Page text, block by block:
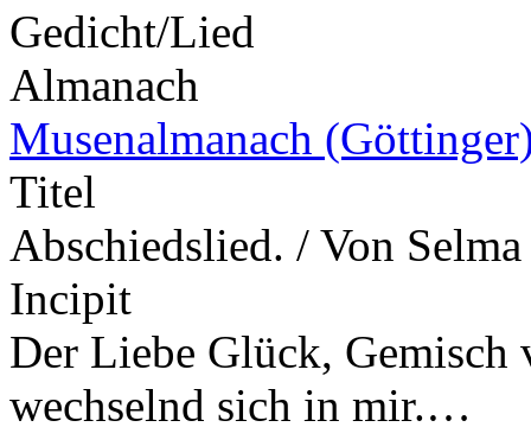
Gedicht/Lied
Almanach
Musenalmanach
Titel
Abschiedslied. / Von Selma
Incipit
Der Liebe Glück, Gemisch
wechselnd sich in mir.…